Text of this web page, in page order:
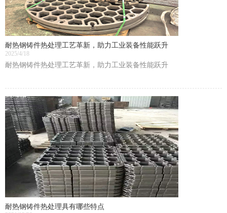
耐热钢铸件热处理工艺革新，助力工业装备性能跃升
2025/4/18
耐热钢铸件热处理工艺革新，助力工业装备性能跃升
耐热钢铸件热处理具有哪些特点